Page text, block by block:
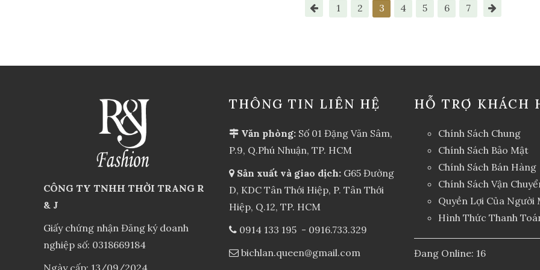
1 2 3 4 5 6 7
CÔNG TY TNHH THỜI TRANG R
& J
Giấy chứng nhận Đăng ký doanh
nghiệp số: 0318669184
THÔNG TIN LIÊN HỆ
Văn phòng: Số 01 Đặng Văn Sâm,
P.9, Q.Phú Nhuận, TP. HCM
Sản xuất và giao dịch: G65 Đường
D, KDC Tân Thới Hiệp, P. Tân Thới
Hiệp, Q.12, TP. HCM
0914 133 195- 0916.733.329
bichlan.queen@gmail.com
HỖ TRỢ KHÁCH
Chính Sách Chung
Chính Sách Bảo Mật
Chính Sách Bán Hàng
Chính Sách Vận
Quyền Lợi Của Người
Hình Thức Thanh
Đang Online: 16